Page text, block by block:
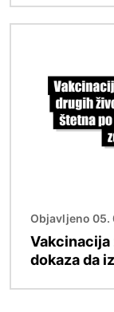
Objavljeno 05.
Vakcinacija
dokaza da